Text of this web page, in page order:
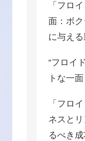
「フロ
面：ボ
に与える
“フロイ
トな一
「フロ
ネスと
るべき成